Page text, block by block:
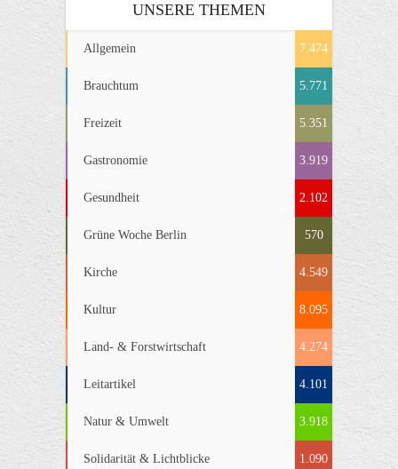
UNSERE THEMEN
Allgemein 7.474
Brauchtum 5.771
Freizeit 5.351
Gastronomie 3.919
Gesundheit 2.102
Grüne Woche Berlin 570
Kirche 4.549
Kultur 8.095
Land- & Forstwirtschaft 4.274
Leitartikel 4.101
Natur & Umwelt 3.918
Solidarität & Lichtblicke 1.090